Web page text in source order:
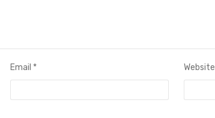
Email * Website